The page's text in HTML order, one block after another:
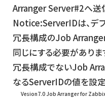
Arranger Server#2へ送
Notice:ServerIDは、デフ
冗長構成のJob
同じにする必要がありま
冗長構成でないJob
なるServerIDの値を設定
Vesion7.0 Job Arranger for